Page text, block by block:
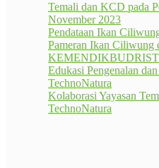
Temali dan KCD pada
November 2023
Pendataan Ikan
Pameran Ikan Ciliwung
Edukasi Pengenalan
TechnoNatura
Kolaborasi Yayasan
TechnoNatura